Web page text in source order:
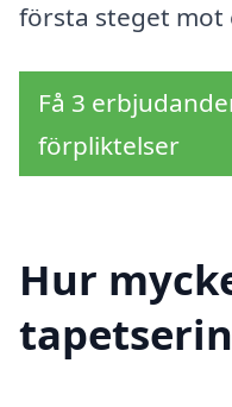
första steget mot
Få 3
förpliktelser
Hur